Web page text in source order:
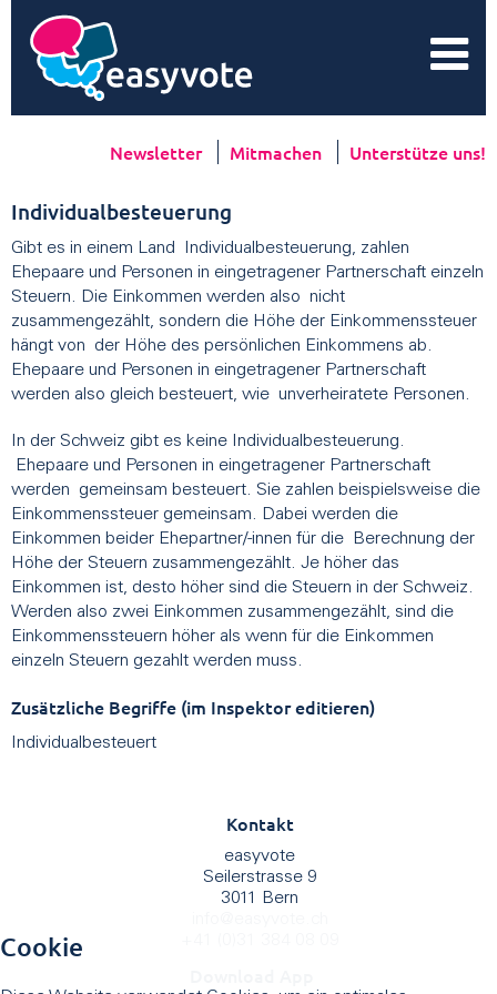
Newsletter Mitmachen Unterstütze uns!
Individualbesteuerung
​Gibt es in einem Land Individualbesteuerung, zahlen
Ehepaare und Personen in eingetragener Partnerschaft einzeln
Steuern. Die Einkommen werden also nicht
zusammengezählt, sondern die Höhe der Einkommenssteuer
hängt von der Höhe des persönlichen Einkommens ab.
Ehepaare und Personen in eingetragener Partnerschaft
werden also gleich besteuert, wie unverheiratete Personen.
In der Schweiz gibt es keine Individualbesteuerung.
Ehepaare und Personen in eingetragener Partnerschaft
werden gemeinsam besteuert. Sie zahlen beispielsweise die
Einkommenssteuer gemeinsam. Dabei werden die
Einkommen beider Ehepartner/-innen für die Berechnung der
Höhe der Steuern zusammengezählt. Je höher das
Einkommen ist, desto höher sind die Steuern in der Schweiz.
Werden also zwei Einkommen zusammengezählt, sind die
Einkommenssteuern höher als wenn für die Einkommen
einzeln Steuern gezahlt werden muss.
Zusätzliche Begriffe (im Inspektor editieren)
Individualbesteuert
Kontakt
easyvote
Seilerstrasse 9
3011 Bern
Cookie